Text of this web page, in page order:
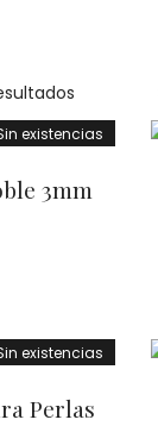
por
precio:
a
existencias
3mm
existencias
Perlas